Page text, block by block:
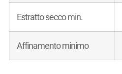
Estratto secco min.
Affinamento minimo